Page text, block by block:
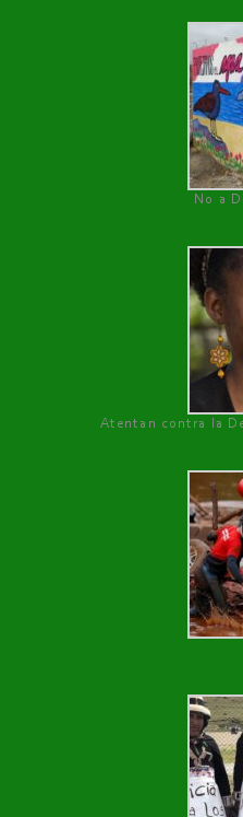
No a
Atentan contra la